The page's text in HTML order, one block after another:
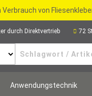
Verbrauch von
durch Direktvertrieb 72
Anwendungstechnik